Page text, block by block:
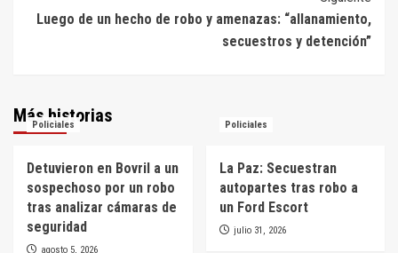
Luego de un hecho de robo y amenazas: “allanamiento,
secuestros y detención”
Más historias
Policiales
Detuvieron en Bovril a un
sospechoso por un robo
tras analizar cámaras de
seguridad
agosto 5, 2026
Policiales
La Paz: Secuestran
autopartes tras robo a
un Ford Escort
julio 31, 2026